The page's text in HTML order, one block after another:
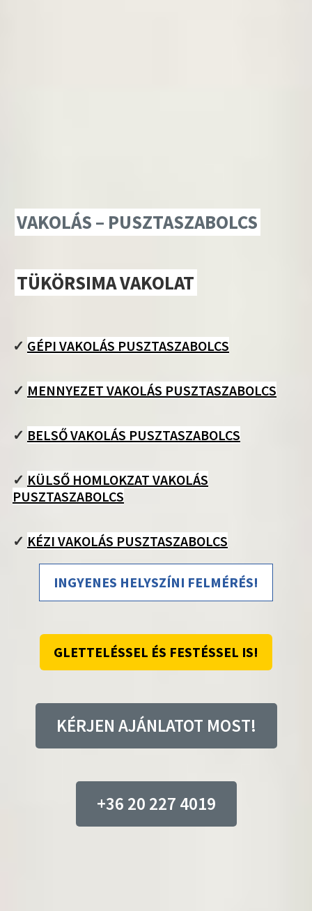
VAKOLÁS – PUSZTASZABOLCS
TÜKÖRSIMA VAKOLAT
✓ GÉPI VAKOLÁS PUSZTASZABOLCS
✓ MENNYEZET VAKOLÁS PUSZTASZABOLCS
✓ BELSŐ VAKOLÁS PUSZTASZABOLCS
✓ KÜLSŐ HOMLOKZAT VAKOLÁS
PUSZTASZABOLCS
✓ KÉZI VAKOLÁS PUSZTASZABOLCS
INGYENES HELYSZÍNI FELMÉRÉS!
GLETTELÉSSEL ÉS FESTÉSSEL IS!
KÉRJEN AJÁNLATOT MOST!
+36 20 227 4019